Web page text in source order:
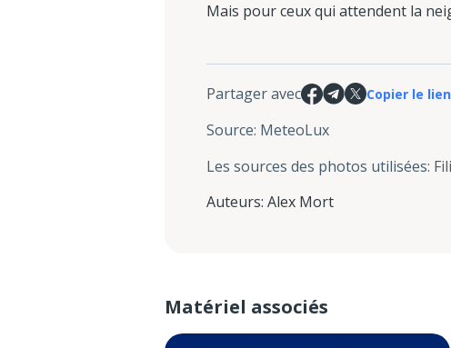
Mais pour ceux qui attendent la
Partager avec Copier le lien
Source: MeteoLux
Les sources des photos utilisées:
Auteurs: Alex Mort
Matériel associés